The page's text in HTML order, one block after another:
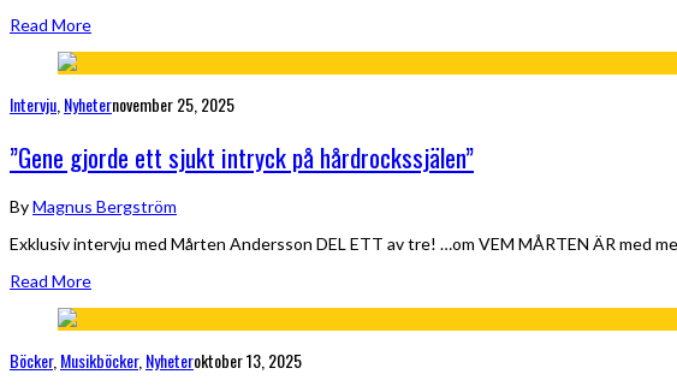
Read More
Intervju,Nyheternovember 25, 2025
”Gene gjorde ett sjukt intryck på hårdrockssjälen”
ByMagnus Bergström
Exklusiv intervju med Mårten Andersson DEL ETT av tre! …om VEM MÅRTEN ÄR med
Read More
Böcker,Musikböcker,Nyheteroktober 13, 2025